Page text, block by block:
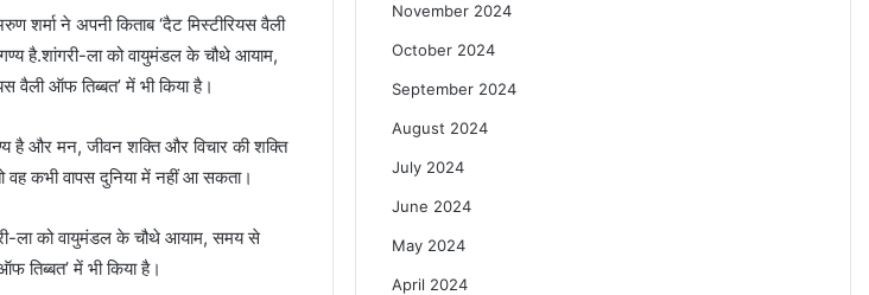
शर्मा ने अपनी किताब ‘दैट मिस्टीरियस वैली
है.शांगरी-ला को वायुमंडल के चौथे आयाम,
वैली ऑफ तिब्बत’ में भी किया है।
है और मन, जीवन शक्ति और विचार की शक्ति
वह कभी वापस दुनिया में नहीं आ सकता।
ला को वायुमंडल के चौथे आयाम, समय से
तिब्बत’ में भी किया है।
November 2024
October 2024
September 2024
August 2024
July 2024
June 2024
May 2024
April 2024